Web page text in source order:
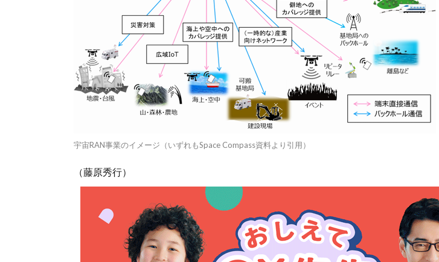
宇宙RAN事業のイメージ（いずれもSpace Compass資料より引用）
（藤原秀行）